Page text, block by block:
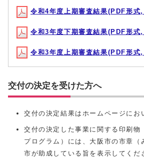
令和4年度上期審査結果(PDF形
令和3年度下期審査結果(PDF形
令和3年度上期審査結果(PDF形
交付の決定を受けた方へ
交付の決定結果はホームページにお
交付の決定した事業に関する印刷物
プログラム）には、大阪市の市章（
市が助成している旨を表示してく